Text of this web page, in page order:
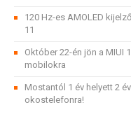
120 Hz-es AMOLED
11
Október 22-én jön a MIUI
mobilokra
Mostantól 1 év helyett 2
okostelefonra!